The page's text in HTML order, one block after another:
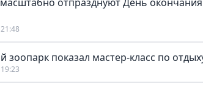
зоопарк показал мастер-класс по